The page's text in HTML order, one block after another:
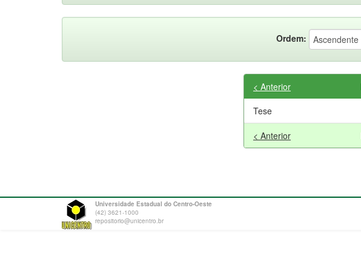
Ordem:
< Anterior
Tese
< Anterior
Universidade Estadual do Centro-Oeste
(42) 3621-1000
repositorio@unicentro.br